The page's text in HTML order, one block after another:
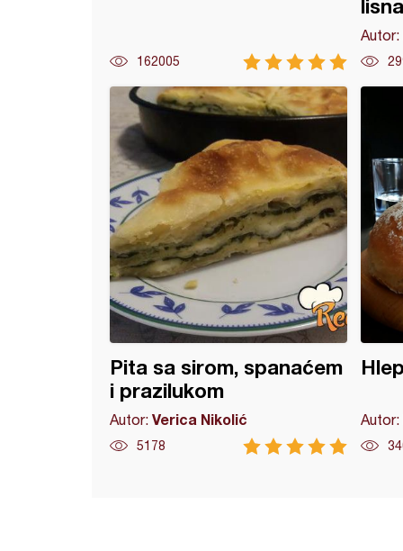
162005
Autor:
Pita sa sirom, spanaćem
i prazilukom
Autor: Verica Nikolić
5178
Autor:
speltinog brašna